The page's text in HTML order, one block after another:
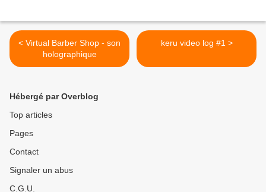
< Virtual Barber Shop - son
holographique
keru video log #1 >
Hébergé par Overblog
Top articles
Pages
Contact
Signaler un abus
C.G.U.